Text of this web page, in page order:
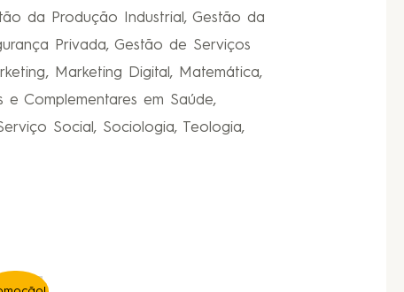
da Produção Industrial, Gestão da
Privada, Gestão de Serviços
Marketing Digital, Matemática,
Complementares em Saúde,
Social, Sociologia, Teologia,